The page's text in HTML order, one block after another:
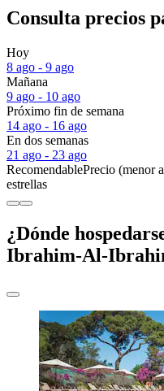
Consulta precios
Hoy
8 ago - 9 ago
Mañana
9 ago - 10 ago
Próximo fin de semana
14 ago - 16 ago
En dos semanas
21 ago - 23 ago
RecomendablePrecio (menor
estrellas
¿Dónde
Ibrahim-Al-